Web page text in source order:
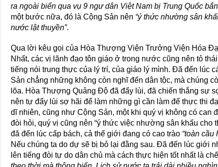
ra ngoài biển qua vụ 9 ngư dân Việt Nam bị Trung Quốc bắn
một bước nữa, đó là Cộng Sản nên “ý thức nhường sân
nước lật thuyền”.
Qua lời kêu gọi của Hòa Thượng Viện Trưởng Viện Hóa
Nhất, các vị lãnh đạo tôn giáo ở trong nước cũng nên tỏ
tiếng nói trung thực của lý trí, của giáo lý mình. Ðã đến lúc
Sản chẳng những không còn nghĩ đến dân tộc, mà chúng
lõa. Hòa Thượng Quảng Ðộ đã đẩy lùi, đã chiến thắng sự
nên tự đẩy lùi sợ hãi để làm những gì cần làm để thực thi
dĩ nhiên, cũng như Cộng Sản, một khi quý vị không có can
đòi hỏi, quý vị cũng nên “ý thức việc nhường sân khấu cho
đã đến lúc cấp bách, cả thế giới đang có cao trào “toàn cầu
Nếu chúng ta do dự sẽ bị bỏ lại đằng sau. Ðã đến lúc giới
lên tiếng đòi tự do dân chủ mà cách thực hiện tốt nhất là